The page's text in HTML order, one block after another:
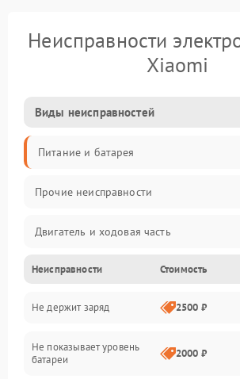
Неисправности
Xiaomi
Виды неисправностей
Питание и батарея
Прочие неисправности
Двигатель и ходовая часть
Тормоза и безопасность
Подвеска и колеса
Электроника и управление
Неисправности Стоимость
Не держит заряд 2500 ₽
Не показывает уровень
батареи
2000 ₽